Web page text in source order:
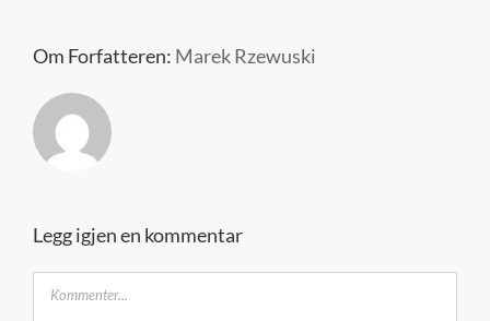
Om Forfatteren: Marek Rzewuski
Legg igjen en kommentar